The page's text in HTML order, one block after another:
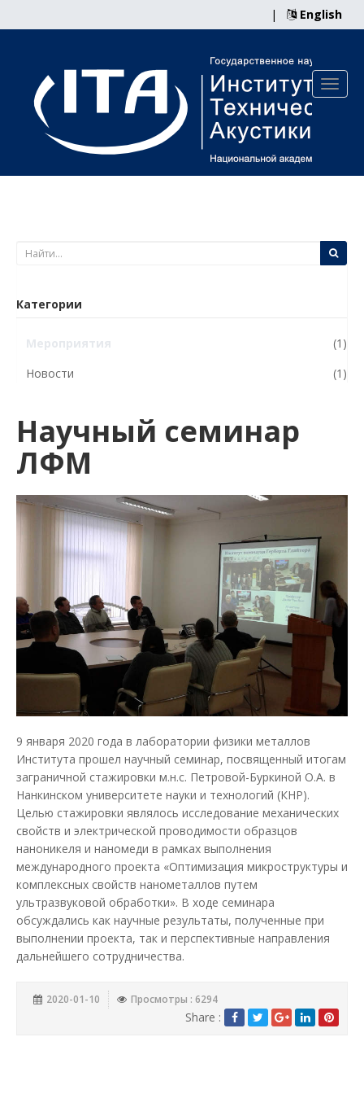
| English
Категории
Мероприятия
(1)
Новости
(1)
Научный семинар
ЛФМ
9 января 2020 года в лаборатории физики металлов
Института прошел научный семинар, посвященный итогам
заграничной стажировки м.н.с. Петровой-Буркиной О.А. в
Нанкинском университете науки и технологий (КНР).
Целью стажировки являлось исследование механических
свойств и электрической проводимости образцов
наноникеля и наномеди в рамках выполнения
международного проекта «Оптимизация микроструктуры и
комплексных свойств нанометаллов путем
ультразвуковой обработки». В ходе семинара
обсуждались как научные результаты, полученные при
выполнении проекта, так и перспективные направления
дальнейшего сотрудничества.
2020-01-10 Просмотры : 6294
Share :